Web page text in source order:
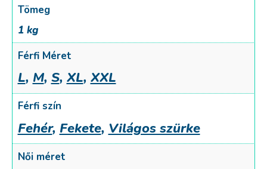
Tömeg
1 kg
Férfi Méret
L, M, S, XL, XXL
Férfi szín
Fehér, Fekete, Világos szürke
Női méret